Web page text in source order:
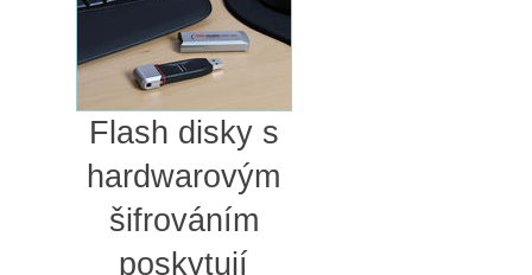
Flash disky s
hardwarovým
šifrováním
poskytují